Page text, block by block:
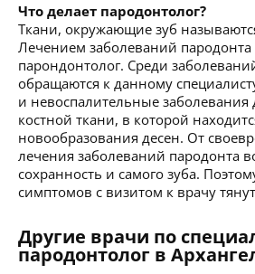
Что делает пародонтолог?
Ткани, окружающие зуб
Лечением заболеваний пародонта
парондонтолог. Среди
обращаются к данному
и невоспалительные заболевания
костной ткани, в которой
новообразования десен. От
лечения заболеваний пародонта
сохранность и самого зуба.
симптомов с визитом к врачу
Другие врачи по
пародонтолог в